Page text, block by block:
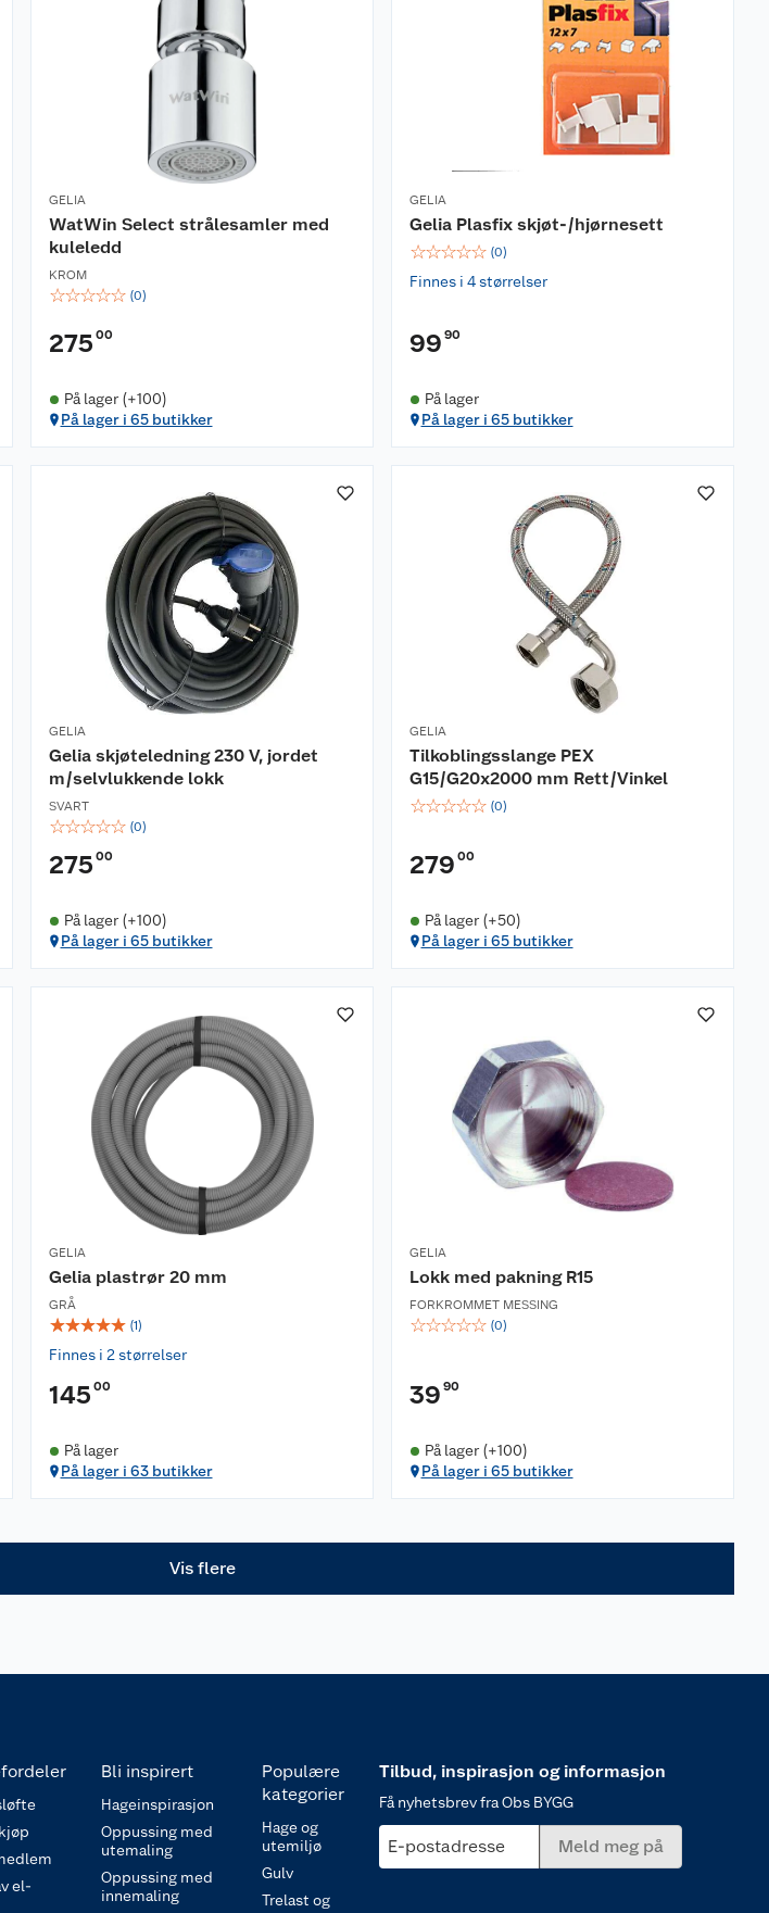
GELIA
WatWin Select strålesamler med
kuleledd
KROM
☆☆☆☆☆ (0)
275 00
På lager (+100)
På lager i 65 butikker
GELIA
Gelia Plasfix skjøt-/hjørnesett
☆☆☆☆☆ (0)
Finnes i 4 størrelser
99 90
På lager
På lager i 65 butikker
GELIA
Gelia skjøteledning 230 V, jordet
m/selvlukkende lokk
SVART
☆☆☆☆☆ (0)
275 00
På lager (+100)
På lager i 65 butikker
GELIA
Tilkoblingsslange PEX
G15/G20x2000 mm Rett/Vinkel
☆☆☆☆☆ (0)
279 00
På lager (+50)
På lager i 65 butikker
GELIA
Gelia plastrør 20 mm
GRÅ
☆☆☆☆☆ (1)
Finnes i 2 størrelser
145 00
På lager
På lager i 63 butikker
GELIA
Lokk med pakning R15
FORKROMMET MESSING
☆☆☆☆☆ (0)
39 90
På lager (+100)
På lager i 65 butikker
Vis flere
el-
Bli inspirert
Hageinspirasjon
Oppussing med
utemaling
Oppussing med
innemaling
Populære
kategorier
Hage og
utemiljø
Gulv
Trelast og
Tilbud, inspirasjon og informasjon
Få nyhetsbrev fra Obs BYGG
E-postadresse Meld meg på